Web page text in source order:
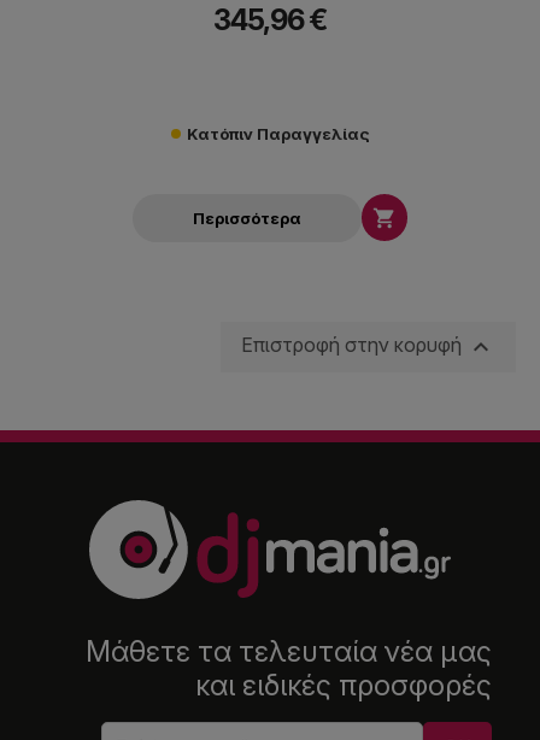
345,96 €
Κατόπιν Παραγγελίας
Περισσότερα 
Επιστροφή στην κορυφή 
Μάθετε τα τελευταία νέα μας
και ειδικές προσφορές